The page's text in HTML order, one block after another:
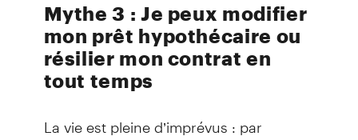
Mythe 3 : Je peux modifier
mon prêt hypothécaire ou
résilier mon contrat en
tout temps
La vie est pleine d’imprévus : par